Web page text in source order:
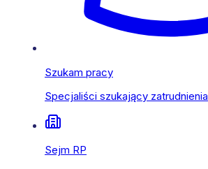
Szukam pracy
Specjaliści szukający zatrudnienia
Sejm RP